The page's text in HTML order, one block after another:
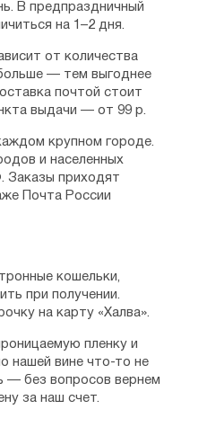
В предпраздничный
на 1–2 дня.
от количества
— тем выгоднее
почтой стоит
выдачи — от 99 р.
крупном городе.
и населенных
Заказы приходят
Почта России
кошельки,
при получении.
на карту «Халва».
пленку и
нашей вине что-то не
— без вопросов вернем
за наш счет.